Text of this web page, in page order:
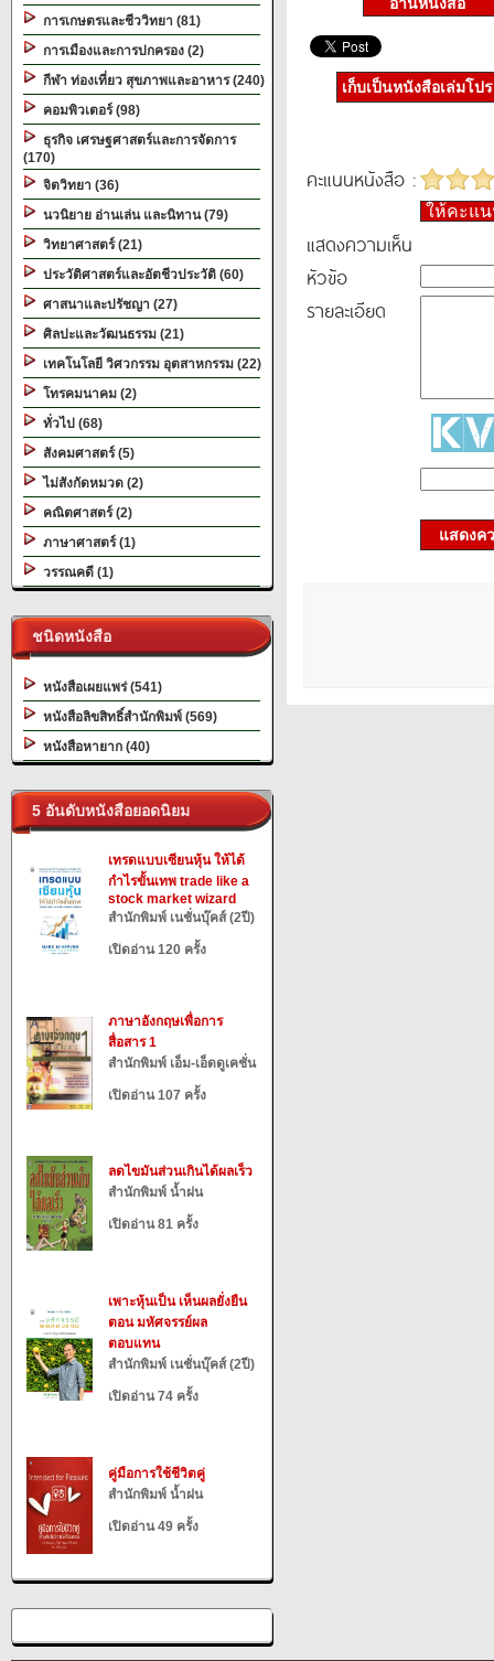
การเกษตรและชีววิทยา (81)
การเมืองและการปกครอง (2)
กีฬา ท่องเที่ยว สุขภาพและอาหาร (240)
คอมพิวเตอร์ (98)
ธุรกิจ เศรษฐศาสตร์และการจัดการ
(170)
จิตวิทยา (36)
นวนิยาย อ่านเล่น และนิทาน (79)
วิทยาศาสตร์ (21)
ประวัติศาสตร์และอัตชีวประวัติ (60)
ศาสนาและปรัชญา (27)
ศิลปะและวัฒนธรรม (21)
เทคโนโลยี วิศวกรรม อุตสาหกรรม (22)
โทรคมนาคม (2)
ทั่วไป (68)
สังคมศาสตร์ (5)
ไม่สังกัดหมวด (2)
คณิตศาสตร์ (2)
ภาษาศาสตร์ (1)
วรรณคดี (1)
ชนิดหนังสือ
หนังสือเผยแพร่ (541)
หนังสือลิขสิทธิ์สำนักพิมพ์ (569)
หนังสือหายาก (40)
5 อันดับหนังสือยอดนิยม
เทรดแบบเซียนหุ้น ให้ได้
กำไรขั้นเทพ trade like a
stock market wizard
สำนักพิมพ์ เนชั่นบุ๊คส์ (2ปี)
เปิดอ่าน 120 ครั้ง
ภาษาอังกฤษเพื่อการ
สื่อสาร 1
สำนักพิมพ์ เอ็ม-เอ็ดดูเคชั่น
เปิดอ่าน 107 ครั้ง
ลดไขมันส่วนเกินได้ผลเร็ว
สำนักพิมพ์ น้ำฝน
เปิดอ่าน 81 ครั้ง
เพาะหุ้นเป็น เห็นผลยั่งยืน
ตอน มหัศจรรย์ผล
ตอบแทน
สำนักพิมพ์ เนชั่นบุ๊คส์ (2ปี)
เปิดอ่าน 74 ครั้ง
คู่มือการใช้ชีวิตคู่
สำนักพิมพ์ น้ำฝน
เปิดอ่าน 49 ครั้ง
เก็บเป็นหนังสือเล่มโป
คะแนนหนังสือ :
ให้คะแ
แสดงความเห็น
หัวข้อ
รายละเอียด
แสดงค